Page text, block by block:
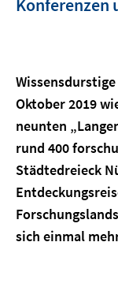
Konferenzen
Oktober 2019
neunten
rund 400
Städtedreieck
sich einmal